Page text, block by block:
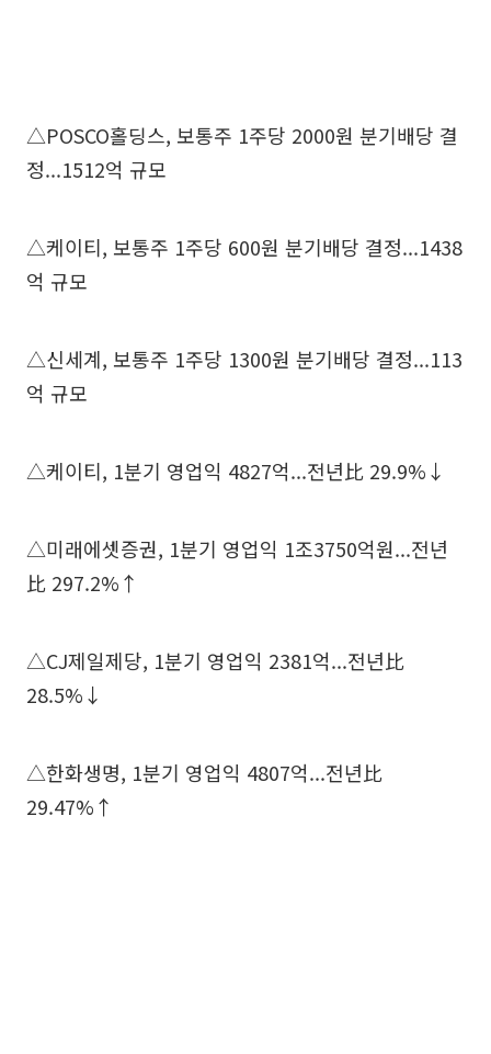
△POSCO홀딩스, 보통주 1주당 2000원 분기배당 결
정...1512억 규모
△케이티, 보통주 1주당 600원 분기배당 결정...1438
억 규모
△신세계, 보통주 1주당 1300원 분기배당 결정...113
억 규모
△케이티, 1분기 영업익 4827억...전년比 29.9%↓
△미래에셋증권, 1분기 영업익 1조3750억원...전년
比 297.2%↑
△CJ제일제당, 1분기 영업익 2381억...전년比
28.5%↓
△한화생명, 1분기 영업익 4807억...전년比
29.47%↑